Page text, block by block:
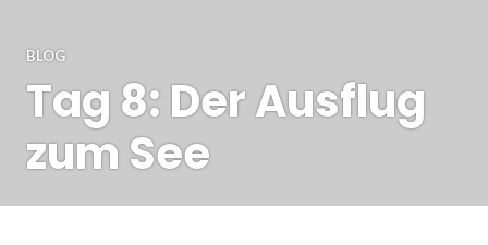
BLOG
Tag 8: Der Ausflug
zum See